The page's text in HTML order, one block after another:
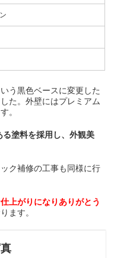
う黒色ベースに変更した
た。外壁にはプレミアム
。
塗料を採用し、外観美
ク補修の工事も同様に行
上がりになりありがとう
ます。